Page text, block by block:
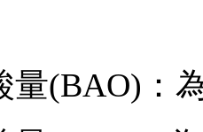
：為